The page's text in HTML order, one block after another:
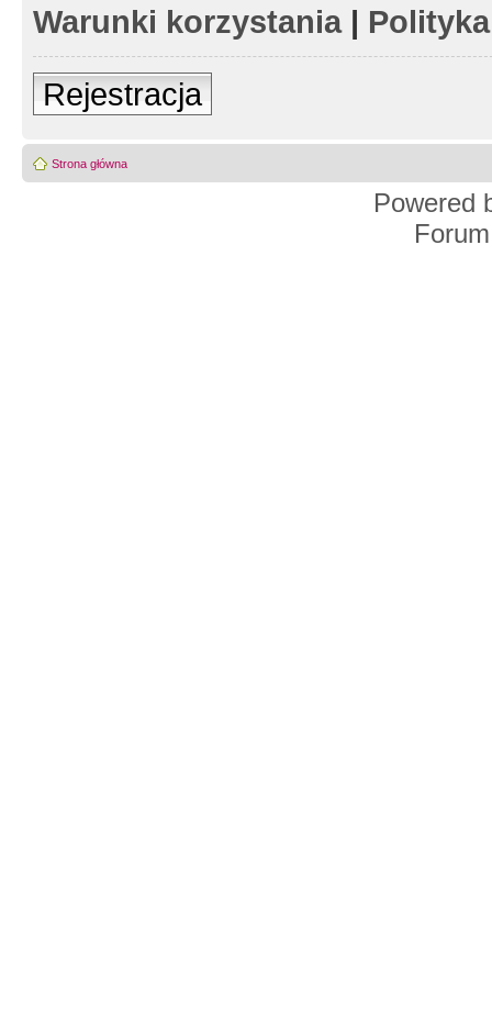
Warunki korzystania|
Rejestracja
Strona główna
Powered